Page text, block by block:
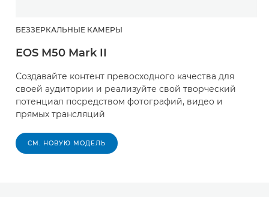
БЕЗЗЕРКАЛЬНЫЕ КАМЕРЫ
EOS M50 Mark II
Создавайте контент превосходного качества для
своей аудитории и реализуйте свой творческий
потенциал посредством фотографий, видео и
прямых трансляций
СМ. НОВУЮ МОДЕЛЬ